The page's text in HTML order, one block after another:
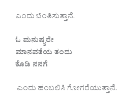
ಎಂದು ಚಿಂತಿಸುತ್ತಾನೆ.
ಓ ಮನುಷ್ಯರೇ
ಮಾನವತೆಯ ತಂದು
ಕೊಡಿ ನನಗೆ
ಎಂದು ಹಂಬಲಿಸಿ ಗೋಗರೆಯುತ್ತಾನೆ.